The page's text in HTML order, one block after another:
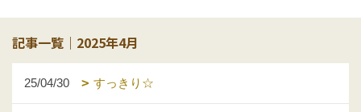
記事一覧｜2025年4月
25/04/30 すっきり☆